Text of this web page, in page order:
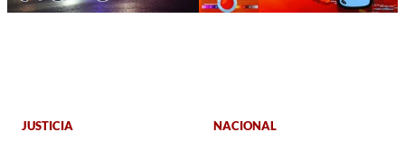
JUSTICIA NACIONAL